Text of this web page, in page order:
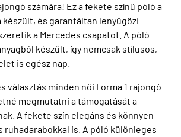
számára! Ez a fekete színű póló a
készült, és garantáltan lenyűgözi
a Mercedes csapatot. A póló
készült, így nemcsak stílusos,
is egész nap.
választás minden női Forma 1 rajongó
megmutatni a támogatását a
A fekete szín elegáns és könnyen
ruhadarabokkal is. A póló különleges